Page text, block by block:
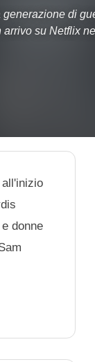
generazione di
arrivo su Netflix
donne